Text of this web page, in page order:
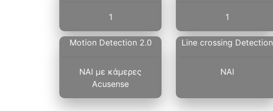
1 1
Motion Detection 2.0
ΝΑΙ με κάμερες
Acusense
Line crossing Detection
ΝΑΙ